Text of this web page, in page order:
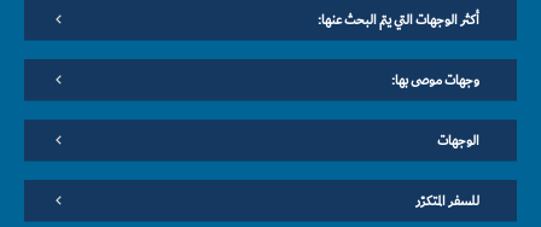
أكثر الوجهات التي يتم البحث عنها:
وجهات موصى بها:
الوجهات
للسفر المتكرّر